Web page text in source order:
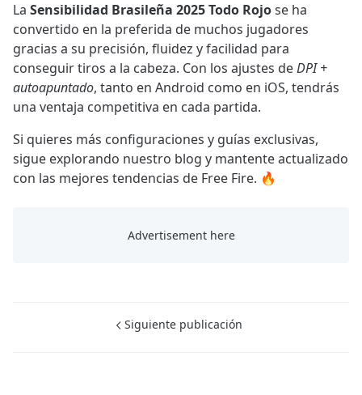
La Sensibilidad Brasileña 2025 Todo Rojose ha
convertido en la preferida de muchos jugadores
gracias a su precisión, fluidez y facilidad para
conseguir tiros a la cabeza. Con los ajustes deDPI +
autoapuntado, tanto en Android como en iOS, tendrás
una ventaja competitiva en cada partida.
Si quieres más configuraciones y guías exclusivas,
sigue explorando nuestro blog y mantente actualizado
con las mejores tendencias de Free Fire. 🔥
Siguiente publicación